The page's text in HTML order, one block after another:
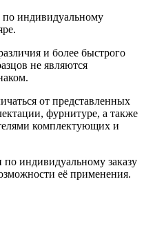
по индивидуальному
и более быстрого
не являются
от представленных
фурнитуре, а также
комплектующих и
индивидуальному заказу
её применения.